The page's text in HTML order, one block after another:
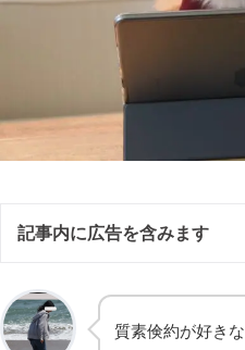
記事内に広告を含みます
質素倹約が好きな